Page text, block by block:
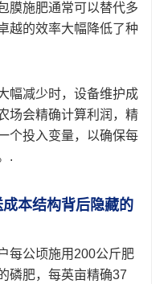
膜施肥通常可以替代多
越的效率大幅降低了种
幅减少时，设备维护成
场会精确计算利润，精
个投入变量，以确保每
.
本结构背后隐藏的
每公顷施用200公斤肥
磷肥，每英亩精确37